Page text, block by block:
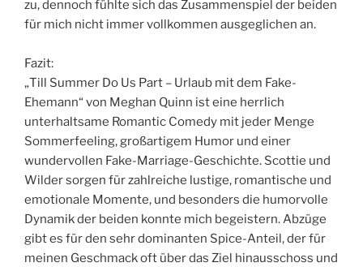
zu, dennoch fühlte sich das Zusammenspiel der beiden
für mich nicht immer vollkommen ausgeglichen an.
Fazit:
„Till Summer Do Us Part – Urlaub mit dem Fake-
Ehemann“ von Meghan Quinn ist eine herrlich
unterhaltsame Romantic Comedy mit jeder Menge
Sommerfeeling, großartigem Humor und einer
wundervollen Fake-Marriage-Geschichte. Scottie und
Wilder sorgen für zahlreiche lustige, romantische und
emotionale Momente, und besonders die humorvolle
Dynamik der beiden konnte mich begeistern. Abzüge
gibt es für den sehr dominanten Spice-Anteil, der für
meinen Geschmack oft über das Ziel hinausschoss und